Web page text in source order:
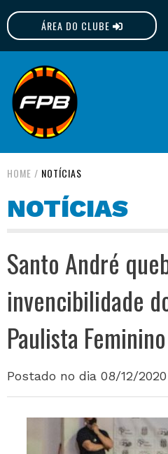
ÁREA DO CLUBE
FPB
HOME / NOTÍCIAS
NOTÍCIAS
Santo André
invencibilidade
Paulista Feminino
Postado no dia 08/12/2020